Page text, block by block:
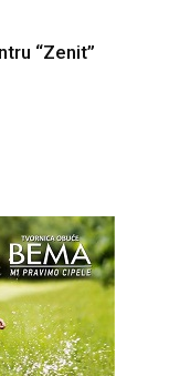
“Zenit”